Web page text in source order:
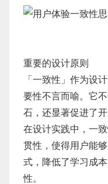
重要的设计原则
「一致性」作为设
要性不言而喻。它
石，还显著促进了
在设计实践中，一
贯性，使得用户能
式，降低了学习成
性。